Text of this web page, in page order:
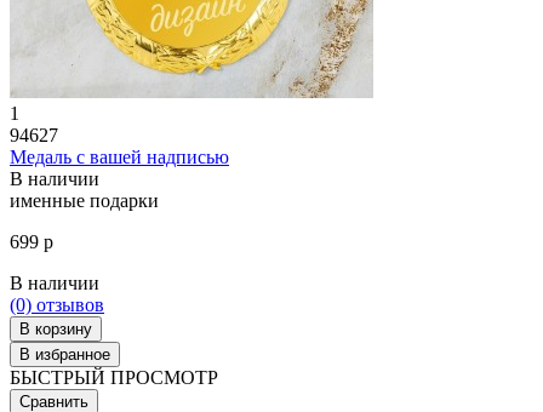
1
94627
Медаль с вашей надписью
В наличии
именные подарки
699 р
В наличии
(0) отзывов
В корзину
В избранное
БЫСТРЫЙ ПРОСМОТР
Сравнить